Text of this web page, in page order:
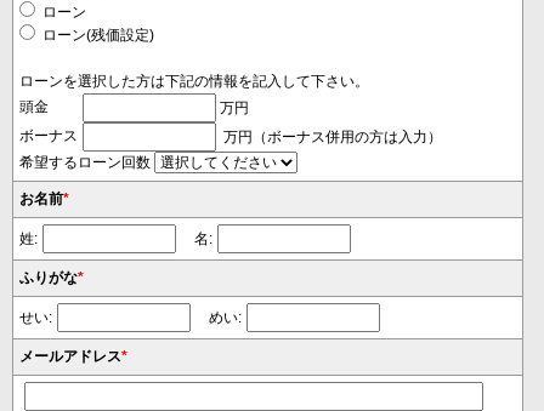
ローン
ローン(残価設定)
ローンを選択した方は下記の情報を記入して下さい。
頭金
万円
ボーナス
万円（ボーナス併用の方は入力）
希望するローン回数
お名前*
姓: 名:
ふりがな*
せい: めい:
メールアドレス*